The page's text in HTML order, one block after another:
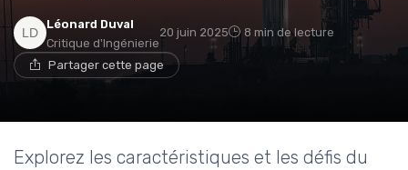
Léonard Duval
Critique d'Ingénierie
20 juin 2025 8 min de lecture
Partager cette page
Explorez les caractéristiques et les défis du